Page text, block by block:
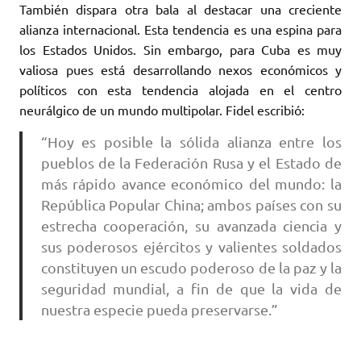
También dispara otra bala al destacar una creciente
alianza internacional. Esta tendencia es una espina para
los Estados Unidos. Sin embargo, para Cuba es muy
valiosa pues está desarrollando nexos económicos y
políticos con esta tendencia alojada en el centro
neurálgico de un mundo multipolar. Fidel escribió:
“Hoy es posible la sólida alianza entre los
pueblos de la Federación Rusa y el Estado de
más rápido avance económico del mundo: la
República Popular China; ambos países con su
estrecha cooperación, su avanzada ciencia y
sus poderosos ejércitos y valientes soldados
constituyen un escudo poderoso de la paz y la
seguridad mundial, a fin de que la vida de
nuestra especie pueda preservarse.”